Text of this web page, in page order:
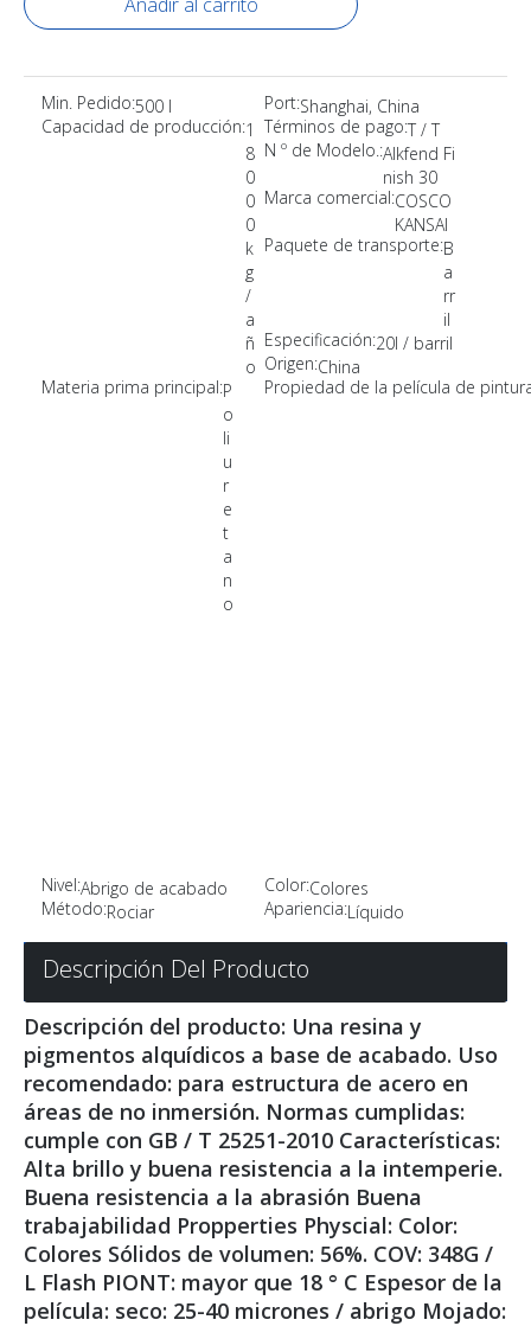
Min. Pedido:500 l Port:Shanghai, China
Capacidad de producción:1
8
0
0
0
k
g
/
a
ñ
o
Términos de pago:T / T
N º de Modelo.:Alkfend Fi
nish 30
Marca comercial:COSCO
KANSAI
Paquete de transporte:B
a
rr
il
Especificación:20l / barril
Origen:China
Materia prima principal:P
o
li
u
r
e
t
a
n
o
Propiedad de la película de
Nivel:Abrigo de acabado Color:Colores
Método:Rociar Apariencia:Líquido
Descripción Del Producto
Descripción del producto: Una resina y
pigmentos alquídicos a base de acabado. Uso
recomendado: para estructura de acero en
áreas de no inmersión. Normas cumplidas:
cumple con GB / T 25251-2010 Características:
Alta brillo y buena resistencia a la intemperie.
Buena resistencia a la abrasión Buena
trabajabilidad Propperties Physcial: Color:
Colores Sólidos de volumen: 56%. COV: 348G /
L Flash PIONT: mayor que 18 ° C Espesor de la
película: seco: 25-40 micrones / abrigo Mojado: